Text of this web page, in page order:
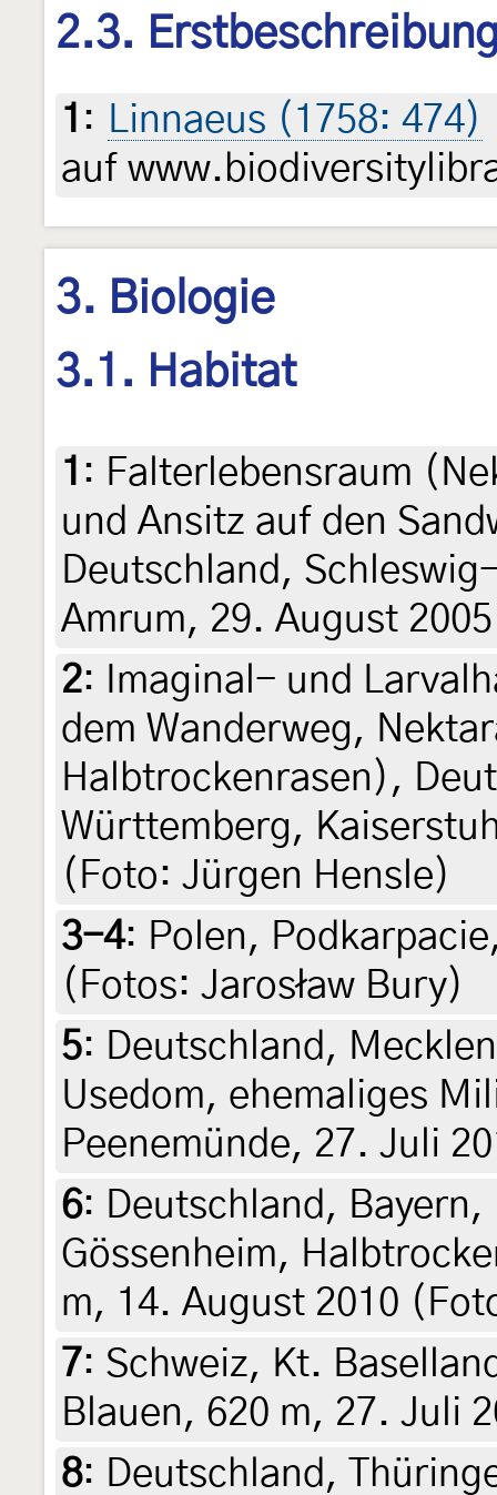
2.3.
1 : Linnaeus (1758: 474)
auf
3. Biologie
3.1. Habitat
1 : Falterlebensraum
und Ansitz auf den
Deutschland,
Amrum, 29. August
2:
Imaginal- und
dem Wanderweg,
Halbtrockenrasen),
Württemberg,
(Foto: Jürgen Hensle)
3-4: Polen,
(Fotos: Jarosław Bury)
5: Deutschland,
Usedom, ehemaliges
Peenemünde, 27. Juli
6: Deutschland,
Gössenheim,
m, 14. August 2010
7: Schweiz, Kt.
Blauen, 620 m, 27. Juli
8: Deutschland,